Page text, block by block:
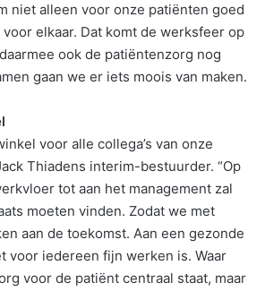
niet alleen voor onze patiënten goed
elkaar. Dat komt de werksfeer op
ook de patiëntenzorg nog
gaan we er iets moois van maken.
voor alle collega’s van onze
Thiadens interim-bestuurder. “Op
tot aan het management zal
moeten vinden. Zodat we met
aan de toekomst. Aan een gezonde
voor iedereen fijn werken is. Waar
voor de patiënt centraal staat, maar